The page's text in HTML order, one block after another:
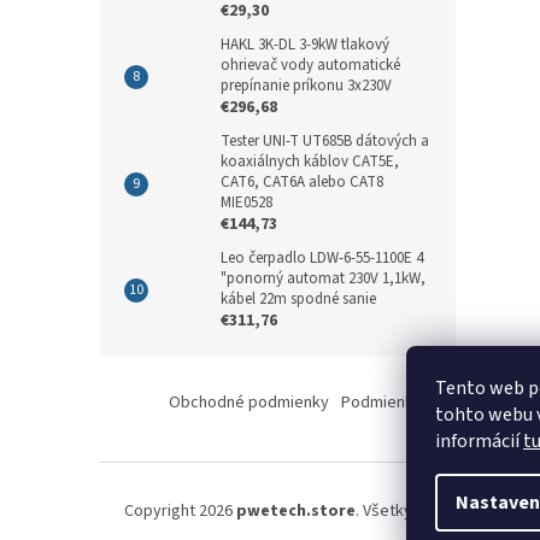
Tento web
tohto webu
informáciítu
€29,30
HAKL 3K-DL 3-9kW tlakový
ohrievač vody automatické
prepínanie príkonu 3x230V
€296,68
Tester UNI-T UT685B dátových a
koaxiálnych káblov CAT5E,
CAT6, CAT6A alebo CAT8
MIE0528
€144,73
Leo čerpadlo LDW-6-55-1100E 4
"ponorný automat 230V 1,1kW,
kábel 22m spodné sanie
€311,76
Obchodné podmienky Podmienky ochrany
Copyright 2026 pwetech.store. Všetky práva